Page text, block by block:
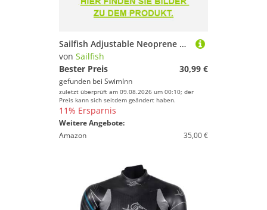
Sailfish Adjustable Neoprene Cap Schwarz M
von Sailfish
Bester Preis
30,99 €
gefunden bei SwimInn
zuletzt überprüft am 09.08.2026 um 00:10; der
Preis kann sich seitdem geändert haben.
11% Ersparnis
Weitere Angebote:
Amazon
35,00 €